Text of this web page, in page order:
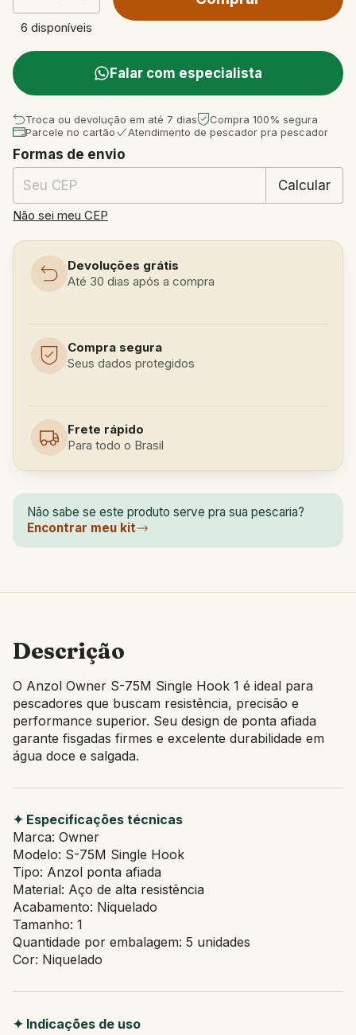
6 disponíveis
Falar com especialista
Troca ou devolução em até 7 dias
Compra 100% segura
Parcele no cartão
Atendimento de pescador pra pescador
Entregas para o CEP:
Formas de envio
Calcular
Não sei meu CEP
Devoluções grátis
Até 30 dias após a compra
Compra segura
Seus dados protegidos
Frete rápido
Para todo o Brasil
Não sabe se este produto serve pra sua pescaria?
Encontrar meu kit
Descrição
O Anzol Owner S-75M Single Hook 1 é ideal para
pescadores que buscam resistência, precisão e
performance superior. Seu design de ponta afiada
garante fisgadas firmes e excelente durabilidade em
água doce e salgada.
✦ Especificações técnicas
Marca: Owner
Modelo: S-75M Single Hook
Tipo: Anzol ponta afiada
Material: Aço de alta resistência
Acabamento: Niquelado
Tamanho: 1
Quantidade por embalagem: 5 unidades
Cor: Niquelado
✦ Indicações de uso